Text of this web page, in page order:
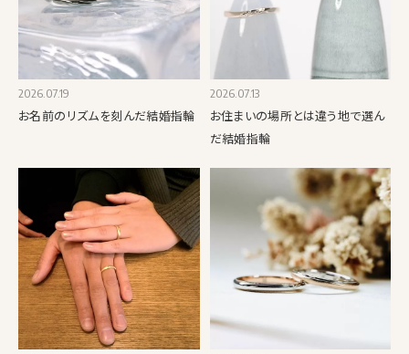
2026.07.19
お名前のリズムを刻んだ結婚指輪
2026.07.13
お住まいの場所とは違う地で選ん
だ結婚指輪